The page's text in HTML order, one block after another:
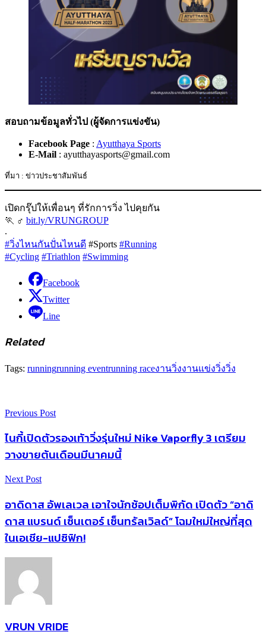
สอบถามข้อมูลทั่วไป (ผู้จัดการแข่งขัน)
Facebook Page : Ayutthaya Sports
E-Mail : ayutthayasports@gmail.com
ที่มา : ข่าวประชาสัมพันธ์
เปิดกรุ๊ปให้เพื่อนๆ ที่รักการวิ่ง ไปคุยกัน
🏃 ‍♂ bit.ly/VRUNGROUP
.
#วิ่งไหนกันปั่นไหนดี #Sports #Running
#Cycling #Triathlon #Swimming
Facebook
Twitter
Line
Related
Tags: runningrunning eventrunning raceงานวิ่งงานแข่งวิ่งวิ่ง
Previous Post
ไนกี้เปิดตัวรองเท้าวิ่งรุ่นใหม่ Nike Vaporfly 3 เตรียม
วางขายต้นเดือนมีนาคมนี้
Next Post
อาดิดาส อัพเลเวล เอาใจนักช้อปเต็มพิกัด เปิดตัว “อาดิ
ดาส แบรนด์ เซ็นเตอร์ เซ็นทรัลเวิลด์” โฉมใหม่ใหญ่ที่สุด
ในเอเชีย-แปซิฟิก!
VRUN VRIDE